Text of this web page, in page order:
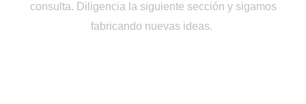
consulta. Diligencia la siguiente sección y sigamos
fabricando nuevas ideas.